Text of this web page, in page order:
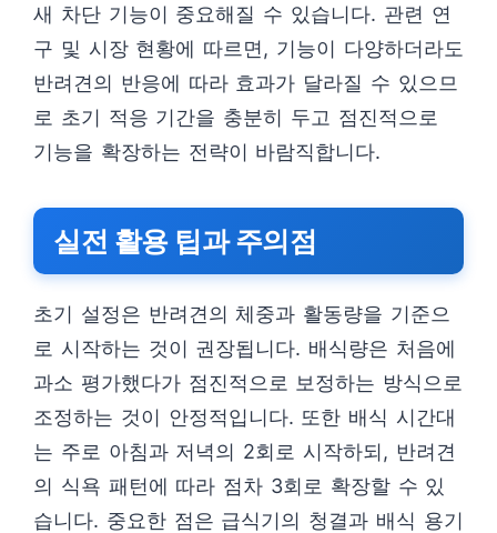
새 차단 기능이 중요해질 수 있습니다. 관련 연
구 및 시장 현황에 따르면, 기능이 다양하더라도
반려견의 반응에 따라 효과가 달라질 수 있으므
로 초기 적응 기간을 충분히 두고 점진적으로
기능을 확장하는 전략이 바람직합니다.
실전 활용 팁과 주의점
초기 설정은 반려견의 체중과 활동량을 기준으
로 시작하는 것이 권장됩니다. 배식량은 처음에
과소 평가했다가 점진적으로 보정하는 방식으로
조정하는 것이 안정적입니다. 또한 배식 시간대
는 주로 아침과 저녁의 2회로 시작하되, 반려견
의 식욕 패턴에 따라 점차 3회로 확장할 수 있
습니다. 중요한 점은 급식기의 청결과 배식 용기